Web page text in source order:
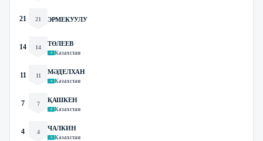
21 21 ЭРМЕКУУЛУ
14 14
ТӨЛЕЕВ
Казахстан
11 11
МӘДЕЛХАН
Казахстан
7 7
ҚАШКЕН
Казахстан
4 4
ЧАЛКИН
Казахстан